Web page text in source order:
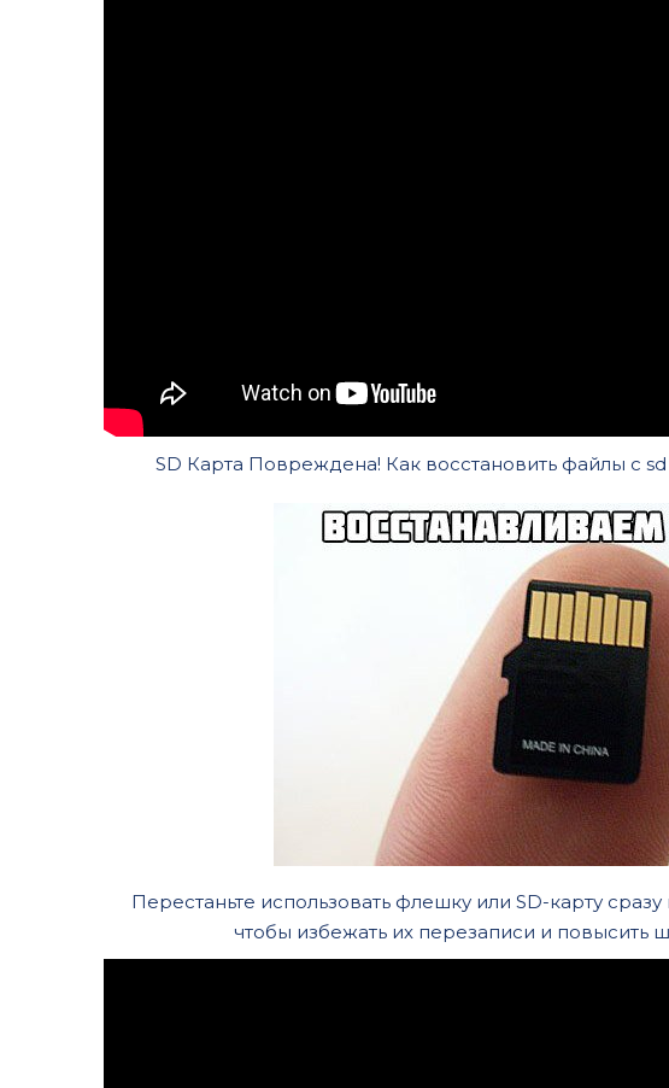
SD Карта Повреждена! Как восстановить файлы с
Перестаньте использовать флешку или SD-карту
чтобы избежать их перезаписи и повысить